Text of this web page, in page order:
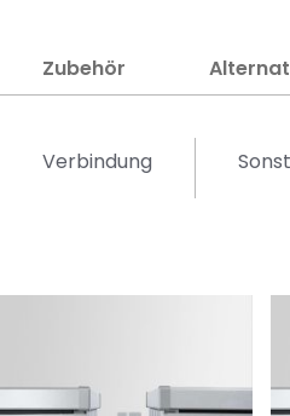
Zubehör
Verbindung